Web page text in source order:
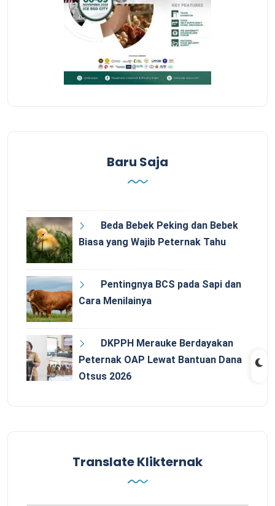
Baru Saja
Beda Bebek Peking dan Bebek
Biasa yang Wajib Peternak Tahu
Pentingnya BCS pada Sapi dan
Cara Menilainya
DKPPH Merauke Berdayakan
Peternak OAP Lewat Bantuan Dana
Otsus 2026
Translate Klikternak